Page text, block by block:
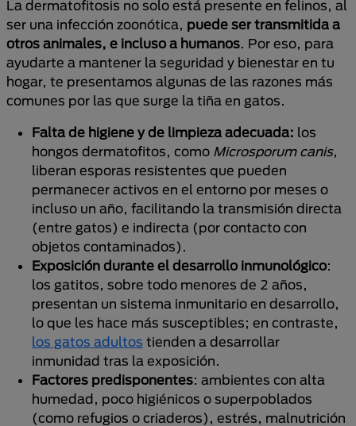
La dermatofitosis no solo está presente en felinos, al
ser una infección zoonótica, puede ser transmitida a
otros animales, e incluso a humanos. Por eso, para
ayudarte a mantener la seguridad y bienestar en tu
hogar, te presentamos algunas de las razones más
comunes por las que surge la tiña en gatos.
Falta de higiene y de limpieza adecuada: los
hongos dermatofitos, como Microsporum canis,
liberan esporas resistentes que pueden
permanecer activos en el entorno por meses o
incluso un año, facilitando la transmisión directa
(entre gatos) e indirecta (por contacto con
objetos contaminados).
Exposición durante el desarrollo inmunológico:
los gatitos, sobre todo menores de 2 años,
presentan un sistema inmunitario en desarrollo,
lo que les hace más susceptibles; en contraste,
los gatos adultos tienden a desarrollar
inmunidad tras la exposición.
Factores predisponentes: ambientes con alta
humedad, poco higiénicos o superpoblados
(como refugios o criaderos), estrés, malnutrición